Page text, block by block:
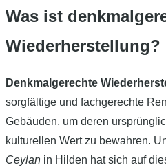
Was ist
Wiederherstellung?
Denkmalgerechte
sorgfältige und fachgerechte
Gebäuden, um deren
kulturellen Wert zu bewahren.
Ceylan in Hilden hat sich auf